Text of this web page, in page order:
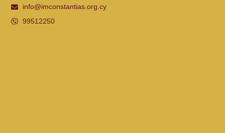
info@imconstantias.org.cy
99512250